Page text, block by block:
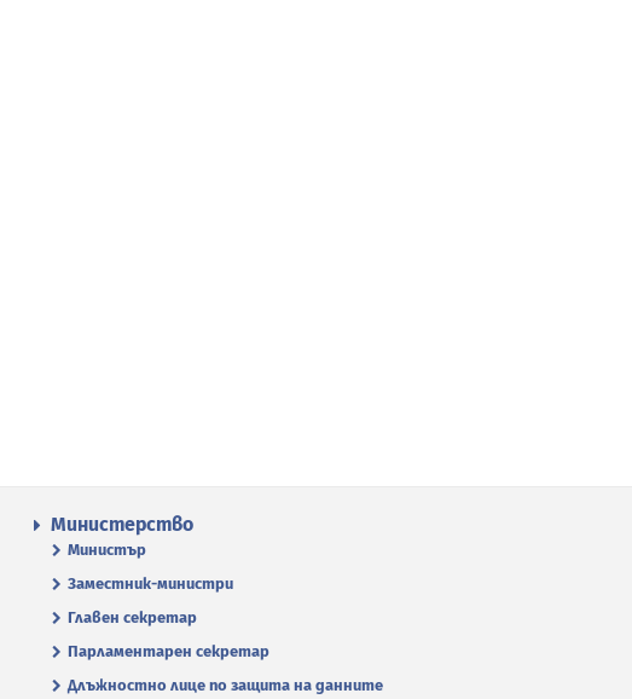
Министерство
Министър
Заместник-министри
Главен секретар
Парламентарен секретар
Длъжностно лице по защита на данните